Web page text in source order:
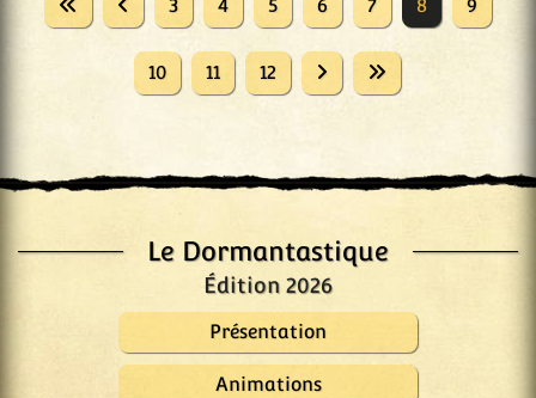
Le Dormantastique
Édition 2026
Présentation
Animations
3 4 5 6 7 8 9
10 11 12